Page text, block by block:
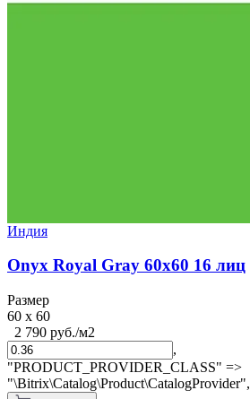
Индия
Onyx Royal Gray 60x60 16 лиц
Размер
60 x 60
2 790 руб./м2
,
"PRODUCT_PROVIDER_CLASS" =>
"\Bitrix\Catalog\Product\CatalogProvider",